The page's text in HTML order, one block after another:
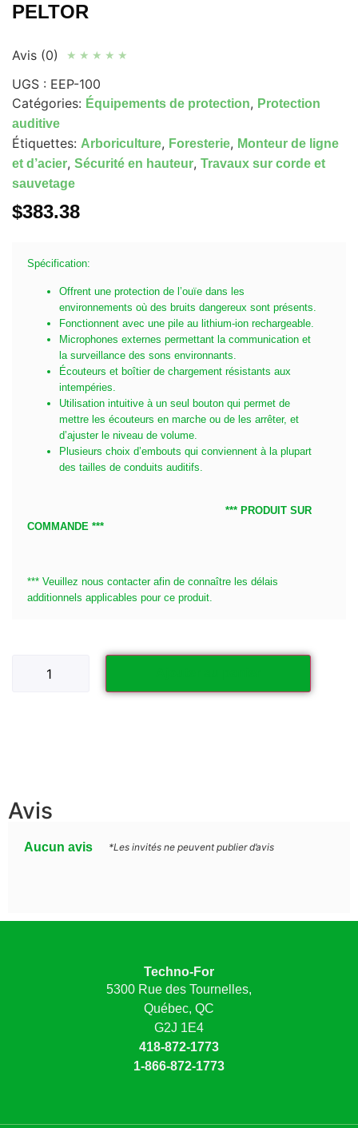
PELTOR
Avis (0) ★ ★ ★ ★ ★
UGS : EEP-100
Catégories: Équipements de protection, Protection
auditive
Étiquettes: Arboriculture, Foresterie, Monteur de ligne
et d’acier, Sécurité en hauteur, Travaux sur corde et
sauvetage
$383.38
Spécification:
Offrent une protection de l’ouïe dans les
environnements où des bruits dangereux sont présents.
Fonctionnent avec une pile au lithium-ion rechargeable.
Microphones externes permettant la communication et
la surveillance des sons environnants.
Écouteurs et boîtier de chargement résistants aux
intempéries.
Utilisation intuitive à un seul bouton qui permet de
mettre les écouteurs en marche ou de les arrêter, et
d’ajuster le niveau de volume.
Plusieurs choix d’embouts qui conviennent à la plupart
des tailles de conduits auditifs.
*** PRODUIT SUR
COMMANDE ***
*** Veuillez nous contacter afin de connaître les délais
additionnels applicables pour ce produit.
Avis
Aucun avis *Les invités ne peuvent publier d’avis
Techno-For
5300 Rue des Tournelles,
Québec, QC
G2J 1E4
418-872-1773
1-866-872-1773